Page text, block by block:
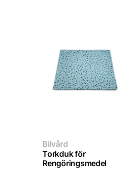
Bilvård
Torkduk för
Rengöringsmedel